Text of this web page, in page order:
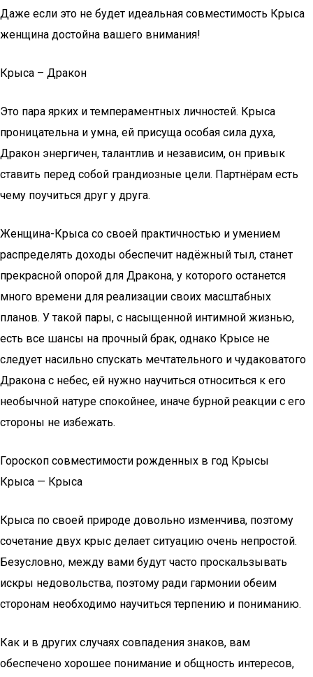
Даже если это не будет идеальная совместимость Крыса
женщина достойна вашего внимания!
Крыса – Дракон
Это пара ярких и темпераментных личностей. Крыса
проницательна и умна, ей присуща особая сила духа,
Дракон энергичен, талантлив и независим, он привык
ставить перед собой грандиозные цели. Партнёрам есть
чему поучиться друг у друга.
Женщина-Крыса со своей практичностью и умением
распределять доходы обеспечит надёжный тыл, станет
прекрасной опорой для Дракона, у которого останется
много времени для реализации своих масштабных
планов. У такой пары, с насыщенной интимной жизнью,
есть все шансы на прочный брак, однако Крысе не
следует насильно спускать мечтательного и чудаковатого
Дракона с небес, ей нужно научиться относиться к его
необычной натуре спокойнее, иначе бурной реакции с его
стороны не избежать.
Гороскоп совместимости рожденных в год Крысы
Крыса — Крыса
Крыса по своей природе довольно изменчива, поэтому
сочетание двух крыс делает ситуацию очень непростой.
Безусловно, между вами будут часто проскальзывать
искры недовольства, поэтому ради гармонии обеим
сторонам необходимо научиться терпению и пониманию.
Как и в других случаях совпадения знаков, вам
обеспечено хорошее понимание и общность интересов,